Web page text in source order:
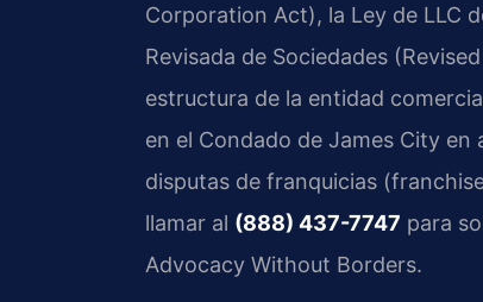
Corporation Act), la Ley de LLC
Revisada de Sociedades
estructura de la entidad
en el Condado de James City
disputas de franquicias
llamar al (888) 437-7747 para
Advocacy Without Borders.